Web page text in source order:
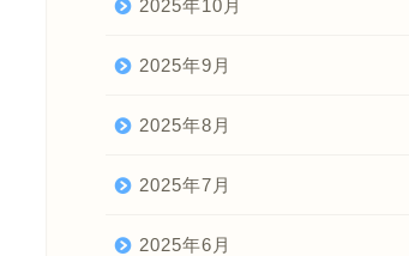
2025年10月
2025年9月
2025年8月
2025年7月
2025年6月